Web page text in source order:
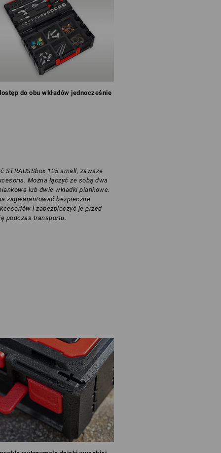
do obu wkładów jednocześnie
STRAUSSbox 125 small, zawsze
Można łączyć ze sobą dwa
lub dwie wkładki piankowe.
zagwarantować bezpieczne
i zabezpieczyć je przed
podczas transportu.